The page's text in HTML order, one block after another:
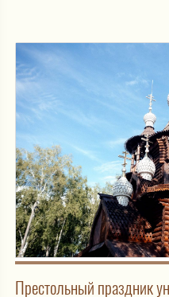
Престольный праздник